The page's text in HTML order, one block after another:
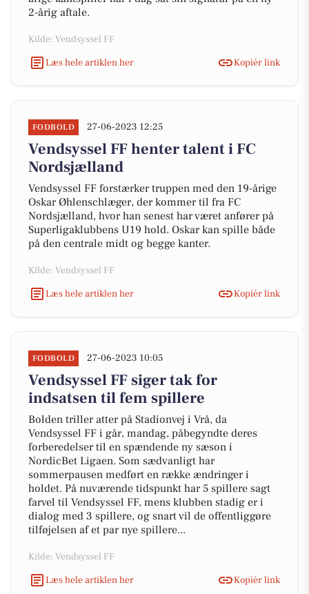
2-årig aftale.
Kilde: Vendsyssel FF
Læs hele artiklen her
Kopiér link
FODBOLD 27-06-2023 12:25
Vendsyssel FF henter talent i FC
Nordsjælland
Vendsyssel FF forstærker truppen med den 19-årige
Oskar Øhlenschlæger, der kommer til fra FC
Nordsjælland, hvor han senest har været anfører på
Superligaklubbens U19 hold. Oskar kan spille både
på den centrale midt og begge kanter.
Kilde: Vendsyssel FF
Læs hele artiklen her
Kopiér link
FODBOLD 27-06-2023 10:05
Vendsyssel FF siger tak for
indsatsen til fem spillere
Bolden triller atter på Stadionvej i Vrå, da
Vendsyssel FF i går, mandag, påbegyndte deres
forberedelser til en spændende ny sæson i
NordicBet Ligaen. Som sædvanligt har
sommerpausen medført en række ændringer i
holdet. På nuværende tidspunkt har 5 spillere sagt
farvel til Vendsyssel FF, mens klubben stadig er i
dialog med 3 spillere, og snart vil de offentliggøre
tilføjelsen af et par nye spillere...
Kilde: Vendsyssel FF
Læs hele artiklen her
Kopiér link